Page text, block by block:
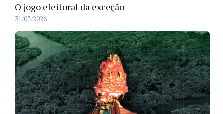
O jogo eleitoral da exceção
31/07/2026